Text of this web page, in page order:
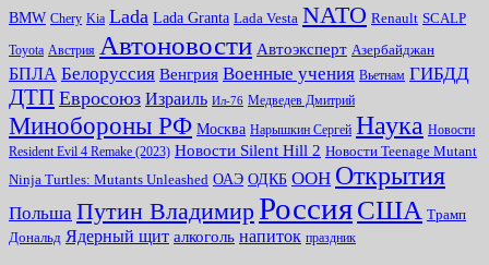
BMW Chery Kia Lada Lada Granta Lada Vesta NATO Renault SCALP
Toyota Австрия Автоновости Автоэксперт Азербайджан
БПЛА Белоруссия Венгрия Военные учения Вьетнам ГИБДД
ДТП Евросоюз Израиль Ил-76 Медведев Дмитрий
Минoбороны РФ Москва Нарышкин Сергей Наука Новости
Resident Evil 4 Remake (2023) Новости Silent Hill 2 Новости Teenage Mutant
Ninja Turtles: Mutants Unleashed ОАЭ ОДКБ ООН Открытия
Польша Путин ВладимирРоссияСША Трамп
Дональд Ядерный щит алкоголь напиток праздник